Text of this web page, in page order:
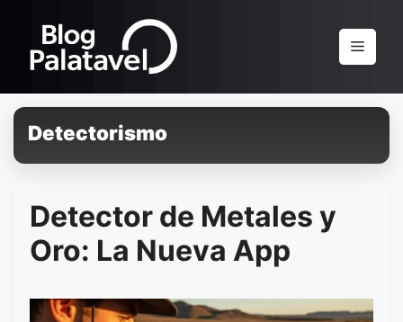
Menu
Detectorismo
Detector de Metales y
Oro: La Nueva App